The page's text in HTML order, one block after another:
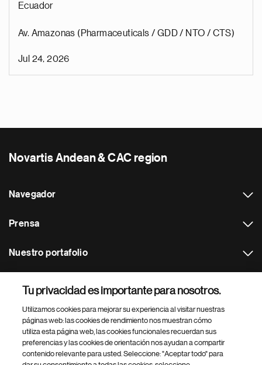
Ecuador
Av. Amazonas (Pharmaceuticals / GDD / NTO / CTS)
Jul 24, 2026
Novartis Andean & CAC region
Navegador
Prensa
Nuestro portafolio
Footer Site Search
Tu privacidad es importante para nosotros.
Utilizamos cookies para mejorar su experiencia al visitar nuestras
páginas web: las cookies de rendimiento nos muestran cómo
utiliza esta página web, las cookies funcionales recuerdan sus
preferencias y las cookies de orientación nos ayudan a compartir
contenido relevante para usted. Seleccione: "Aceptar todo" para